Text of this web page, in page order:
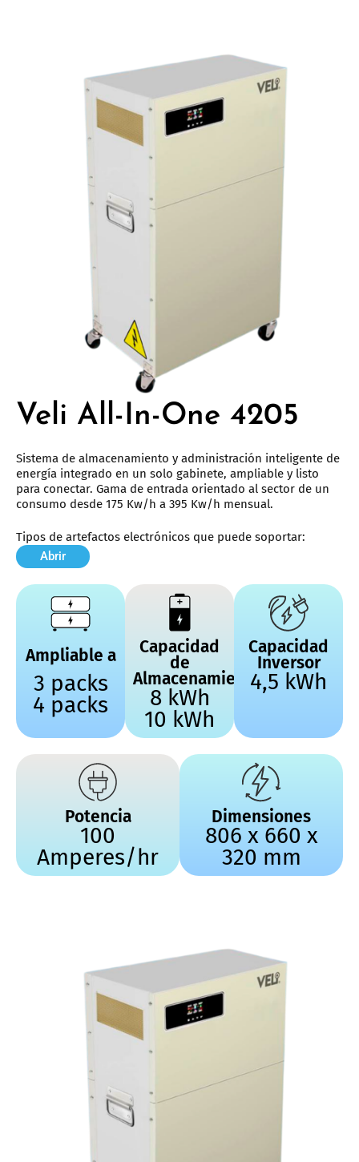
Veli All-In-One 4205
Sistema de almacenamiento y administración inteligente de
energía integrado en un solo gabinete, ampliable y listo
para conectar. Gama de entrada orientado al sector de un
consumo desde 175 Kw/h a 395 Kw/h mensual.
Tipos de artefactos electrónicos que puede soportar:
Abrir
Ampliable a
3 packs
4 packs
Capacidad
de
Almacenamiento
8 kWh
10 kWh
Capacidad
Inversor
4,5 kWh
Potencia
100
Amperes/hr
Dimensiones
806 x 660 x
320 mm